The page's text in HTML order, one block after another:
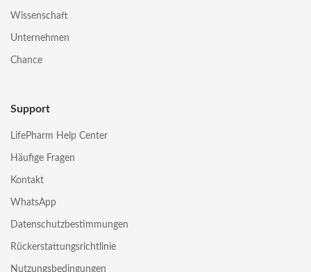
Wissenschaft
Unternehmen
Chance
Support
LifePharm Help Center
Häufige Fragen
Kontakt
WhatsApp
Datenschutzbestimmungen
Rückerstattungsrichtlinie
Nutzungsbedingungen